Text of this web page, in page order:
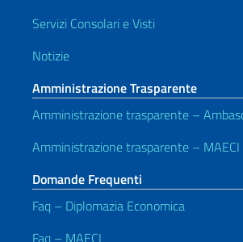
Servizi Consolari e Visti
Notizie
Amministrazione Trasparente
Amministrazione trasparente –
Amministrazione trasparente – MAECI
Domande Frequenti
Faq – Diplomazia Economica
Faq – MAECI